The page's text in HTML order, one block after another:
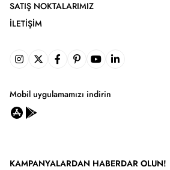
SATIŞ NOKTALARIMIZ
İLETIŞIM
Mobil uygulamamızı indirin
KAMPANYALARDAN HABERDAR OLUN!